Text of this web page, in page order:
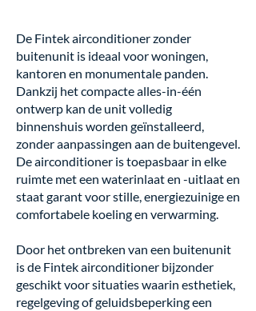
De Fintek airconditioner zonder
buitenunit is ideaal voor woningen,
kantoren en monumentale panden.
Dankzij het compacte alles-in-één
ontwerp kan de unit volledig
binnenshuis worden geïnstalleerd,
zonder aanpassingen aan de buitengevel.
De airconditioner is toepasbaar in elke
ruimte met een waterinlaat en -uitlaat en
staat garant voor stille, energiezuinige en
comfortabele koeling en verwarming.
Door het ontbreken van een buitenunit
is de Fintek airconditioner bijzonder
geschikt voor situaties waarin esthetiek,
regelgeving of geluidsbeperking een